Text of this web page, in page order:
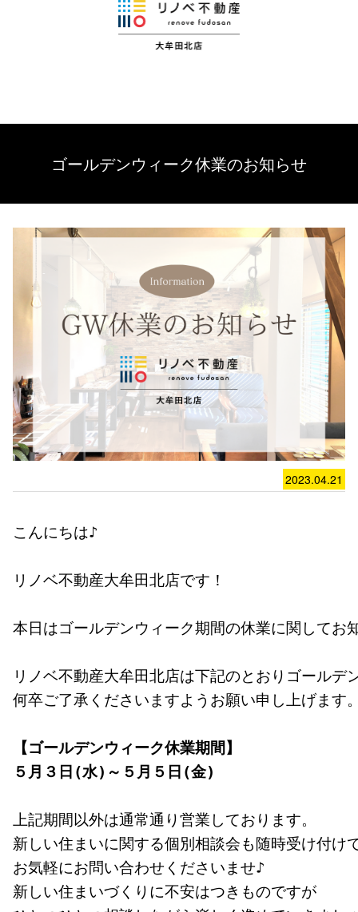
ゴールデンウィーク休業のお知らせ
2023.04.21
こんにちは♪
リノベ不動産大牟田北店です！
本日はゴールデンウィーク期間の休業に関してお
リノベ不動産大牟田北店は下記のとおりゴールデ
何卒ご了承くださいますようお願い申し上げます
【ゴールデンウィーク休業期間】
５月３日(水)～５月５日(金)
上記期間以外は通常通り営業しております。
新しい住まいに関する個別相談会も随時受け付け
お気軽にお問い合わせくださいませ♪
新しい住まいづくりに不安はつきものですが